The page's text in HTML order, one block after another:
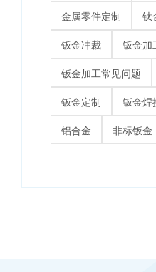
金属零件定制 钛
钣金冲裁 钣金加
钣金加工常见问题
钣金定制 钣金焊
铝合金 非标钣金